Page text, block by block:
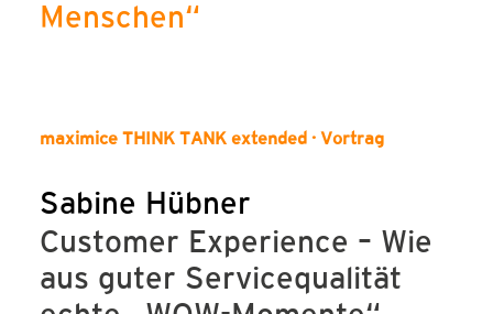
Menschen“
maximice THINK TANK extended · Vortrag
Sabine Hübner
Customer Experience – Wie
aus guter Servicequalität